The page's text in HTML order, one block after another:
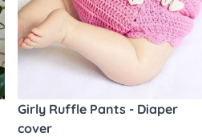
Girly Ruffle Pants - Diaper
cover